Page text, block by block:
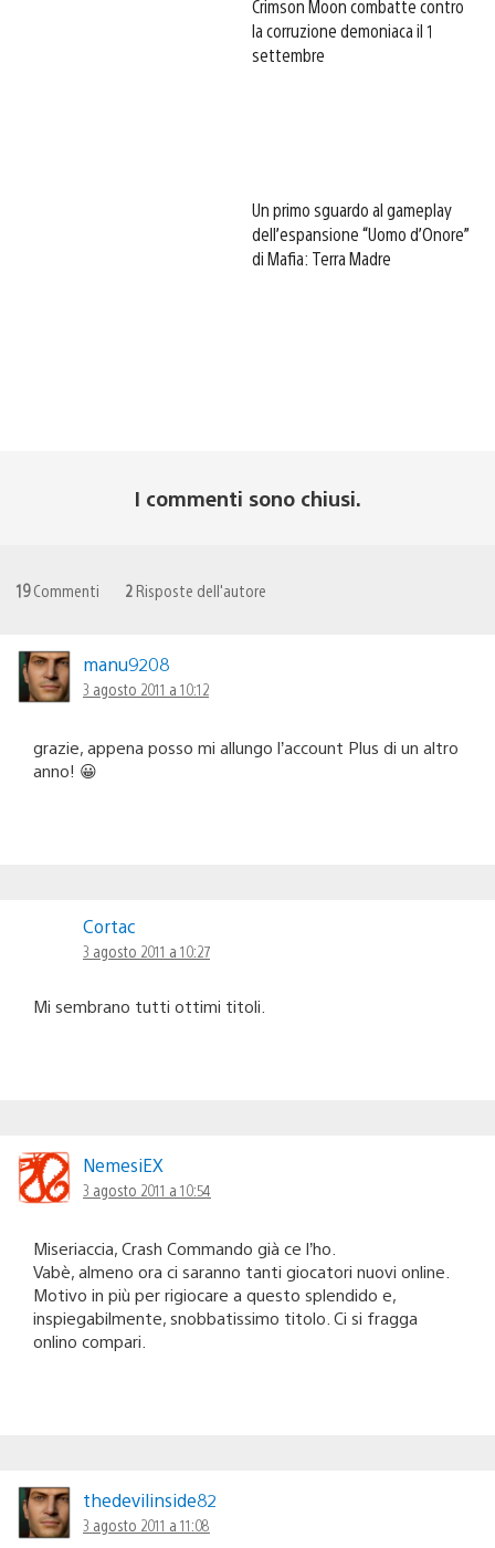
Crimson Moon combatte contro
la corruzione demoniaca il 1
settembre
Un primo sguardo al gameplay
dell’espansione “Uomo d’Onore”
di Mafia: Terra Madre
I commenti sono chiusi.
19Commenti 2 Risposte dell'autore
manu9208
3 agosto 2011 a 10:12
grazie, appena posso mi allungo l’account Plus di un altro
anno! 😀
Cortac
3 agosto 2011 a 10:27
Mi sembrano tutti ottimi titoli.
NemesiEX
3 agosto 2011 a 10:54
Miseriaccia, Crash Commando già ce l’ho.
Vabè, almeno ora ci saranno tanti giocatori nuovi online.
Motivo in più per rigiocare a questo splendido e,
inspiegabilmente, snobbatissimo titolo. Ci si fragga
onlino compari.
thedevilinside82
3 agosto 2011 a 11:08